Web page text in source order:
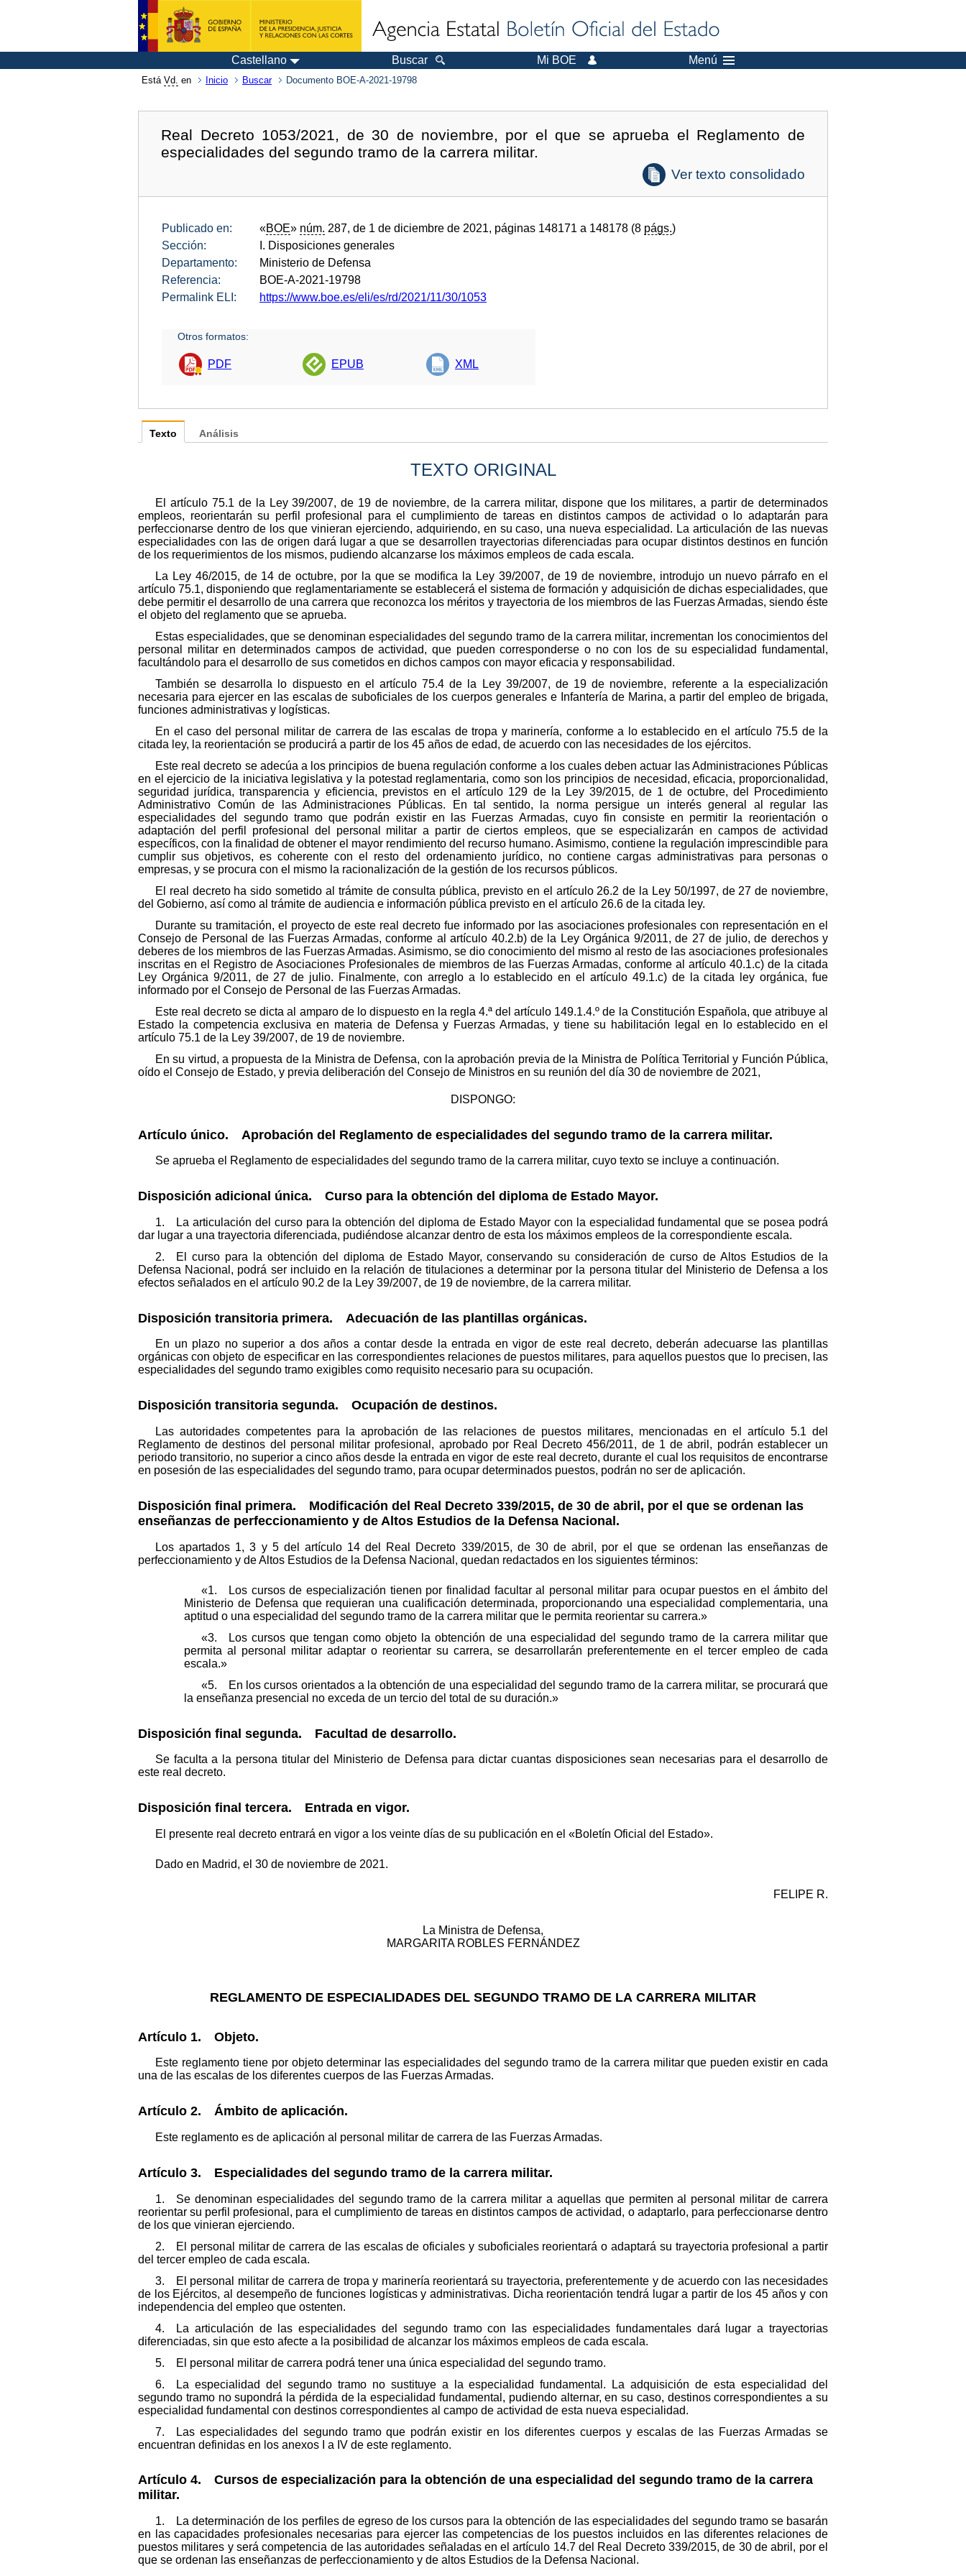
Castellano Buscar Mi BOE Menú
Está Vd. en Inicio Buscar Documento BOE-A-2021-19798
Real Decreto 1053/2021, de 30 de noviembre, por el que se aprueba el Reglamento de
especialidades del segundo tramo de la carrera militar.
Ver texto consolidado
Publicado en: «BOE» núm. 287, de 1 de diciembre de 2021, páginas 148171 a 148178 (8 págs.)
Sección:
I. Disposiciones generales
Departamento:
Ministerio de Defensa
Referencia:
BOE-A-2021-19798
Permalink ELI:
https://www.boe.es/eli/es/rd/2021/11/30/1053
Otros formatos:
PDF EPUB XML
Texto
TEXTO ORIGINAL
El artículo 75.1 de la Ley 39/2007, de 19 de noviembre, de la carrera militar, dispone que los militares, a partir de determinados
empleos, reorientarán su perfil profesional para el cumplimiento de tareas en distintos campos de actividad o lo adaptarán para
perfeccionarse dentro de los que vinieran ejerciendo, adquiriendo, en su caso, una nueva especialidad. La articulación de las nuevas
especialidades con las de origen dará lugar a que se desarrollen trayectorias diferenciadas para ocupar distintos destinos en función
de los requerimientos de los mismos, pudiendo alcanzarse los máximos empleos de cada escala.
La Ley 46/2015, de 14 de octubre, por la que se modifica la Ley 39/2007, de 19 de noviembre, introdujo un nuevo párrafo en el
artículo 75.1, disponiendo que reglamentariamente se establecerá el sistema de formación y adquisición de dichas especialidades, que
debe permitir el desarrollo de una carrera que reconozca los méritos y trayectoria de los miembros de las Fuerzas Armadas, siendo éste
el objeto del reglamento que se aprueba.
Estas especialidades, que se denominan especialidades del segundo tramo de la carrera militar, incrementan los conocimientos del
personal militar en determinados campos de actividad, que pueden corresponderse o no con los de su especialidad fundamental,
facultándolo para el desarrollo de sus cometidos en dichos campos con mayor eficacia y responsabilidad.
También se desarrolla lo dispuesto en el artículo 75.4 de la Ley 39/2007, de 19 de noviembre, referente a la especialización
necesaria para ejercer en las escalas de suboficiales de los cuerpos generales e Infantería de Marina, a partir del empleo de brigada,
funciones administrativas y logísticas.
En el caso del personal militar de carrera de las escalas de tropa y marinería, conforme a lo establecido en el artículo 75.5 de la
citada ley, la reorientación se producirá a partir de los 45 años de edad, de acuerdo con las necesidades de los ejércitos.
Este real decreto se adecúa a los principios de buena regulación conforme a los cuales deben actuar las Administraciones Públicas
en el ejercicio de la iniciativa legislativa y la potestad reglamentaria, como son los principios de necesidad, eficacia, proporcionalidad,
seguridad jurídica, transparencia y eficiencia, previstos en el artículo 129 de la Ley 39/2015, de 1 de octubre, del Procedimiento
Administrativo Común de las Administraciones Públicas. En tal sentido, la norma persigue un interés general al regular las
especialidades del segundo tramo que podrán existir en las Fuerzas Armadas, cuyo fin consiste en permitir la reorientación o
adaptación del perfil profesional del personal militar a partir de ciertos empleos, que se especializarán en campos de actividad
específicos, con la finalidad de obtener el mayor rendimiento del recurso humano. Asimismo, contiene la regulación imprescindible para
cumplir sus objetivos, es coherente con el resto del ordenamiento jurídico, no contiene cargas administrativas para personas o
empresas, y se procura con el mismo la racionalización de la gestión de los recursos públicos.
El real decreto ha sido sometido al trámite de consulta pública, previsto en el artículo 26.2 de la Ley 50/1997, de 27 de noviembre,
del Gobierno, así como al trámite de audiencia e información pública previsto en el artículo 26.6 de la citada ley.
Durante su tramitación, el proyecto de este real decreto fue informado por las asociaciones profesionales con representación en el
Consejo de Personal de las Fuerzas Armadas, conforme al artículo 40.2.b) de la Ley Orgánica 9/2011, de 27 de julio, de derechos y
deberes de los miembros de las Fuerzas Armadas. Asimismo, se dio conocimiento del mismo al resto de las asociaciones profesionales
inscritas en el Registro de Asociaciones Profesionales de miembros de las Fuerzas Armadas, conforme al artículo 40.1.c) de la citada
Ley Orgánica 9/2011, de 27 de julio. Finalmente, con arreglo a lo establecido en el artículo 49.1.c) de la citada ley orgánica, fue
informado por el Consejo de Personal de las Fuerzas Armadas.
Este real decreto se dicta al amparo de lo dispuesto en la regla 4.ª del artículo 149.1.4.º de la Constitución Española, que atribuye al
Estado la competencia exclusiva en materia de Defensa y Fuerzas Armadas, y tiene su habilitación legal en lo establecido en el
artículo 75.1 de la Ley 39/2007, de 19 de noviembre.
En su virtud, a propuesta de la Ministra de Defensa, con la aprobación previa de la Ministra de Política Territorial y Función Pública,
oído el Consejo de Estado, y previa deliberación del Consejo de Ministros en su reunión del día 30 de noviembre de 2021,
DISPONGO:
Artículo único. Aprobación del Reglamento de especialidades del segundo tramo de la carrera militar.
Se aprueba el Reglamento de especialidades del segundo tramo de la carrera militar, cuyo texto se incluye a continuación.
Disposición adicional única. Curso para la obtención del diploma de Estado Mayor.
1. La articulación del curso para la obtención del diploma de Estado Mayor con la especialidad fundamental que se posea podrá
dar lugar a una trayectoria diferenciada, pudiéndose alcanzar dentro de esta los máximos empleos de la correspondiente escala.
2. El curso para la obtención del diploma de Estado Mayor, conservando su consideración de curso de Altos Estudios de la
Defensa Nacional, podrá ser incluido en la relación de titulaciones a determinar por la persona titular del Ministerio de Defensa a los
efectos señalados en el artículo 90.2 de la Ley 39/2007, de 19 de noviembre, de la carrera militar.
Disposición transitoria primera. Adecuación de las plantillas orgánicas.
En un plazo no superior a dos años a contar desde la entrada en vigor de este real decreto, deberán adecuarse las plantillas
orgánicas con objeto de especificar en las correspondientes relaciones de puestos militares, para aquellos puestos que lo precisen, las
especialidades del segundo tramo exigibles como requisito necesario para su ocupación.
Disposición transitoria segunda. Ocupación de destinos.
Las autoridades competentes para la aprobación de las relaciones de puestos militares, mencionadas en el artículo 5.1 del
Reglamento de destinos del personal militar profesional, aprobado por Real Decreto 456/2011, de 1 de abril, podrán establecer un
periodo transitorio, no superior a cinco años desde la entrada en vigor de este real decreto, durante el cual los requisitos de encontrarse
en posesión de las especialidades del segundo tramo, para ocupar determinados puestos, podrán no ser de aplicación.
Disposición final primera. Modificación del Real Decreto 339/2015, de 30 de abril, por el que se ordenan las
enseñanzas de perfeccionamiento y de Altos Estudios de la Defensa Nacional.
Los apartados 1, 3 y 5 del artículo 14 del Real Decreto 339/2015, de 30 de abril, por el que se ordenan las enseñanzas de
perfeccionamiento y de Altos Estudios de la Defensa Nacional, quedan redactados en los siguientes términos:
«1. Los cursos de especialización tienen por finalidad facultar al personal militar para ocupar puestos en el ámbito del
Ministerio de Defensa que requieran una cualificación determinada, proporcionando una especialidad complementaria, una
aptitud o una especialidad del segundo tramo de la carrera militar que le permita reorientar su carrera.»
«3. Los cursos que tengan como objeto la obtención de una especialidad del segundo tramo de la carrera militar que
permita al personal militar adaptar o reorientar su carrera, se desarrollarán preferentemente en el tercer empleo de cada
escala.»
«5. En los cursos orientados a la obtención de una especialidad del segundo tramo de la carrera militar, se procurará que
la enseñanza presencial no exceda de un tercio del total de su duración.»
Disposición final segunda. Facultad de desarrollo.
Se faculta a la persona titular del Ministerio de Defensa para dictar cuantas disposiciones sean necesarias para el desarrollo de
este real decreto.
Disposición final tercera. Entrada en vigor.
El presente real decreto entrará en vigor a los veinte días de su publicación en el «Boletín Oficial del Estado».
Dado en Madrid, el 30 de noviembre de 2021.
FELIPE R.
La Ministra de Defensa,
MARGARITA ROBLES FERNÁNDEZ
REGLAMENTO DE ESPECIALIDADES DEL SEGUNDO TRAMO DE LA CARRERA MILITAR
Artículo 1. Objeto.
Este reglamento tiene por objeto determinar las especialidades del segundo tramo de la carrera militar que pueden existir en cada
una de las escalas de los diferentes cuerpos de las Fuerzas Armadas.
Artículo 2. Ámbito de aplicación.
Este reglamento es de aplicación al personal militar de carrera de las Fuerzas Armadas.
Artículo 3. Especialidades del segundo tramo de la carrera militar.
1. Se denominan especialidades del segundo tramo de la carrera militar a aquellas que permiten al personal militar de carrera
reorientar su perfil profesional, para el cumplimiento de tareas en distintos campos de actividad, o adaptarlo, para perfeccionarse dentro
de los que vinieran ejerciendo.
2. El personal militar de carrera de las escalas de oficiales y suboficiales reorientará o adaptará su trayectoria profesional a partir
del tercer empleo de cada escala.
3. El personal militar de carrera de tropa y marinería reorientará su trayectoria, preferentemente y de acuerdo con las necesidades
de los Ejércitos, al desempeño de funciones logísticas y administrativas. Dicha reorientación tendrá lugar a partir de los 45 años y con
independencia del empleo que ostenten.
4. La articulación de las especialidades del segundo tramo con las especialidades fundamentales dará lugar a trayectorias
diferenciadas, sin que esto afecte a la posibilidad de alcanzar los máximos empleos de cada escala.
5. El personal militar de carrera podrá tener una única especialidad del segundo tramo.
6. La especialidad del segundo tramo no sustituye a la especialidad fundamental. La adquisición de esta especialidad del
segundo tramo no supondrá la pérdida de la especialidad fundamental, pudiendo alternar, en su caso, destinos correspondientes a su
especialidad fundamental con destinos correspondientes al campo de actividad de esta nueva especialidad.
7. Las especialidades del segundo tramo que podrán existir en los diferentes cuerpos y escalas de las Fuerzas Armadas se
encuentran definidas en los anexos I a IV de este reglamento.
Artículo 4. Cursos de especialización para la obtención de una especialidad del segundo tramo de la carrera
militar.
1. La determinación de los perfiles de egreso de los cursos para la obtención de las especialidades del segundo tramo se basarán
en las capacidades profesionales necesarias para ejercer las competencias de los puestos incluidos en las diferentes relaciones de
puestos militares y será competencia de las autoridades señaladas en el artículo 14.7 del Real Decreto 339/2015, de 30 de abril, por el
que se ordenan las enseñanzas de perfeccionamiento y de altos Estudios de la Defensa Nacional.
Análisis